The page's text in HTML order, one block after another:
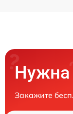
Нужна
Закажите